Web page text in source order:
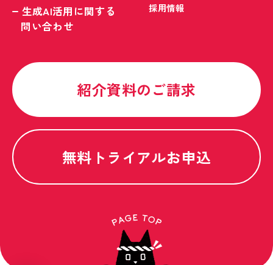
生成AI活用に関する
問い合わせ
採用情報
紹介資料のご請求
無料トライアルお申込